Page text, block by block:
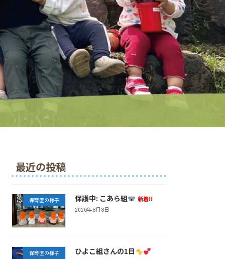
最近の投稿
保育園の様子 保護中: こあら組 新着!!
2026年8月8日
保育園の様子 ひよこ組さんの1日